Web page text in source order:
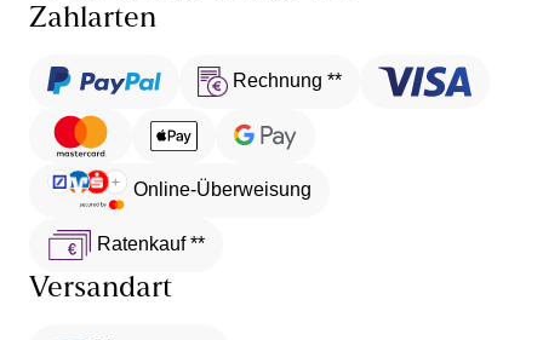
Zahlarten
Rechnung **
Online-Überweisung
Ratenkauf **
Versandart